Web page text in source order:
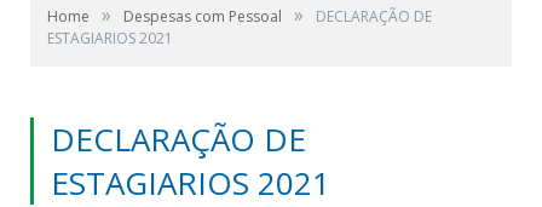
Home » Despesas com Pessoal »
DECLARAÇÃO DE
ESTAGIARIOS 2021
DECLARAÇÃO DE
ESTAGIARIOS 2021